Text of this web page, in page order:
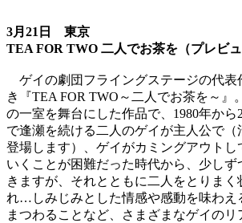
3月21日 東京
TEA FOR TWO 二人でお茶を（プレビュ
ゲイの劇団フライングステージの代表
き『TEA FOR TWO～二人でお茶を～』
の一室を舞台にした作品で、1980年から
で逢瀬を続ける二人のゲイが主人公で（
登場します）、ゲイがカミングアウトし
いくことが困難だった時代から、少しず
きますが、それとともに二人をとりま
れ…しみじみとした情感や感動を味わえ
まつわることなど、さまざまなゲイのリ